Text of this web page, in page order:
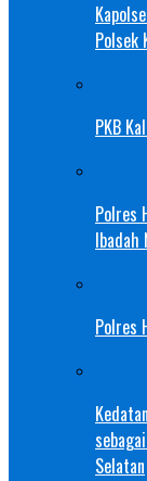
Polsek
PKB
Polres
Ibadah
Polres
Selatan